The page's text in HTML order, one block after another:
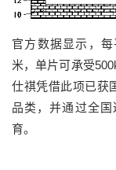
官方数据显示，
米，单片可承受
仕祺凭借此项已获
品类，并通过全
育。